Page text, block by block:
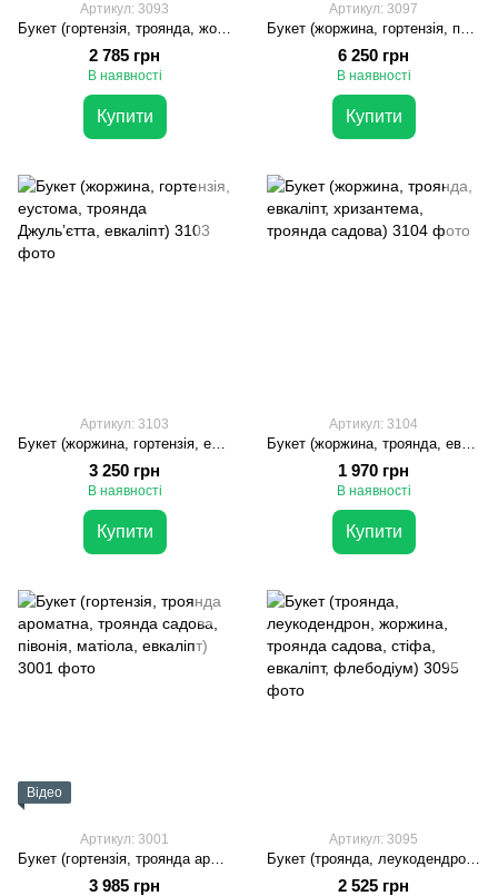
Артикул: 3093
Букет (гортензія, троянда, жоржина, флебодіум, троянда садова, евкаліпт, панікум)
2 785 грн
В наявності
Купити
Артикул: 3097
Букет (жоржина, гортензія, папавер, троянда, троянда садова, евкаліпт)
6 250 грн
В наявності
Купити
Артикул: 3103
Букет (жоржина, гортензія, еустома, троянда Джульʼєтта, евкаліпт)
3 250 грн
В наявності
Купити
Артикул: 3104
Букет (жоржина, троянда, евкаліпт, хризантема, троянда садова)
1 970 грн
В наявності
Купити
Відео
Артикул: 3001
Букет (гортензія, троянда ароматна, троянда садова, півонія, матіола, евкаліпт)
3 985 грн
Артикул: 3095
Букет (троянда, леукодендрон, жоржина, троянда садова, стіфа, евкаліпт, флебодіум)
2 525 грн